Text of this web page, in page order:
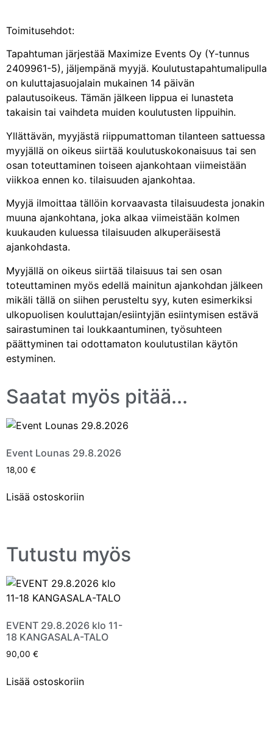
Toimitusehdot:
Tapahtuman järjestää Maximize Events Oy (Y-tunnus
2409961-5), jäljempänä myyjä. Koulutustapahtumalipulla
on kuluttajasuojalain mukainen 14 päivän
palautusoikeus. Tämän jälkeen lippua ei lunasteta
takaisin tai vaihdeta muiden koulutusten lippuihin.
Yllättävän, myyjästä riippumattoman tilanteen sattuessa
myyjällä on oikeus siirtää koulutuskokonaisuus tai sen
osan toteuttaminen toiseen ajankohtaan viimeistään
viikkoa ennen ko. tilaisuuden ajankohtaa.
Myyjä ilmoittaa tällöin korvaavasta tilaisuudesta jonakin
muuna ajankohtana, joka alkaa viimeistään kolmen
kuukauden kuluessa tilaisuuden alkuperäisestä
ajankohdasta.
Myyjällä on oikeus siirtää tilaisuus tai sen osan
toteuttaminen myös edellä mainitun ajankohdan jälkeen
mikäli tällä on siihen perusteltu syy, kuten esimerkiksi
ulkopuolisen kouluttajan/esiintyjän esiintymisen estävä
sairastuminen tai loukkaantuminen, työsuhteen
päättyminen tai odottamaton koulutustilan käytön
estyminen.
Saatat myös pitää...
Event Lounas 29.8.2026
18,00 €
Lisää ostoskoriin
Tutustu myös
EVENT 29.8.2026 klo 11-
18 KANGASALA-TALO
90,00 €
Lisää ostoskoriin